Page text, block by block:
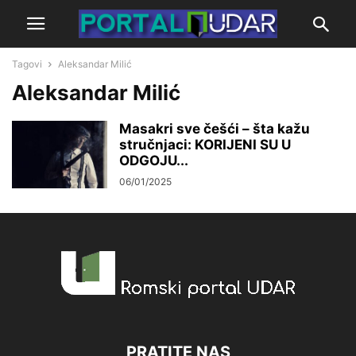
Tagovi Aleksandar Milić
Aleksandar Milić
Masakri sve češći – šta kažu
stručnjaci: KORIJENI SU U
ODGOJU...
06/01/2025
PRATITE NAS